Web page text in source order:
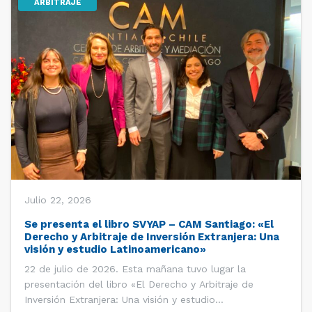
ARBITRAJE
Julio 22, 2026
Se presenta el libro SVYAP – CAM Santiago: «El
Derecho y Arbitraje de Inversión Extranjera: Una
visión y estudio Latinoamericano»
22 de julio de 2026. Esta mañana tuvo lugar la
presentación del libro «El Derecho y Arbitraje de
Inversión Extranjera: Una visión y estudio